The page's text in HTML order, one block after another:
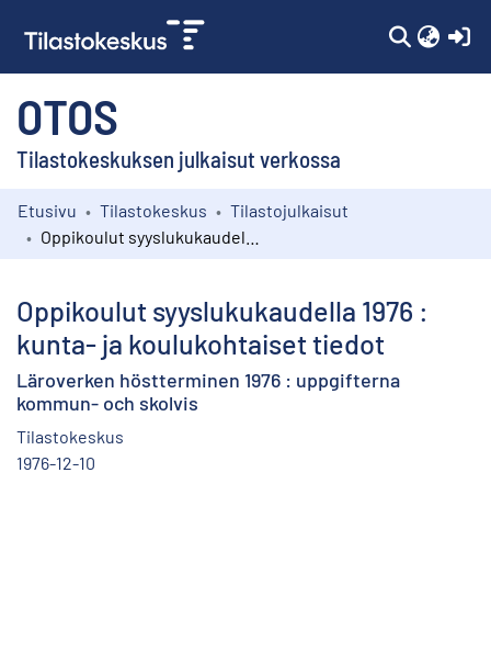
OTOS
Tilastokeskuksen julkaisut verkossa
Kokoelmat
Etusivu Tilastokeskus
Tilastojulkaisut
Oppikoulut syyslukukaudella 1976 :
kunta- ja koulukohtaiset tiedot
Läroverken höstterminen 1976 : uppgifterna
kommun- och skolvis
Tilastokeskus
1976-12-10